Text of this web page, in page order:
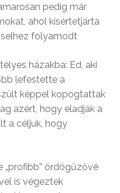
pedig már
ahol kísértetjárta
folyamodt
házakba: Ed, aki
lefestette a
képpel kopogtattak
azért, hogy eladják a
a céljuk, hogy
„profibb” ördögűzővé
is végeztek